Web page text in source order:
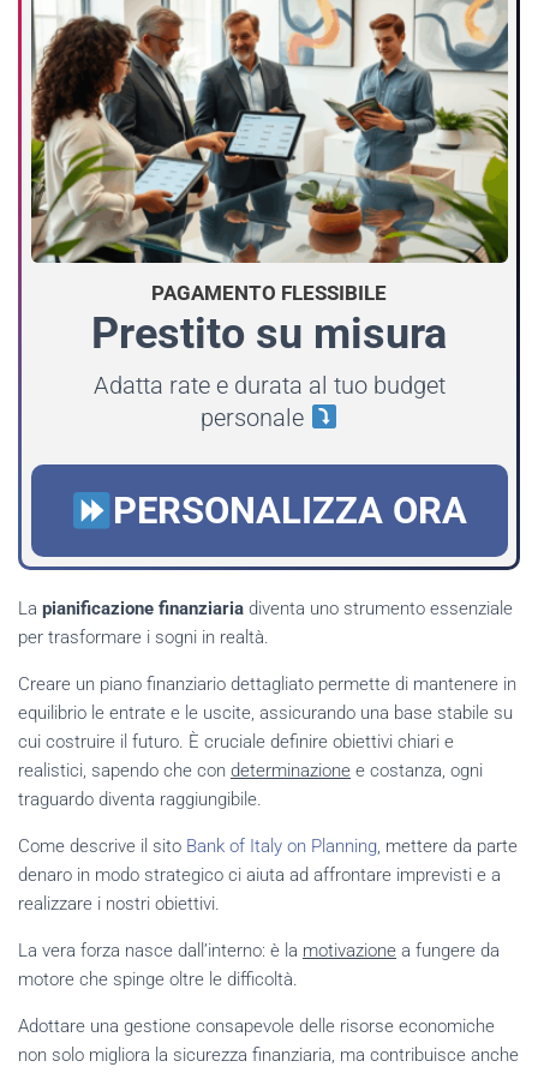
PAGAMENTO FLESSIBILE
Prestito su misura
Adatta rate e durata al tuo budget
personale
PERSONALIZZA ORA
La pianificazione finanziaria diventa uno strumento essenziale
per trasformare i sogni in realtà.
Creare un piano finanziario dettagliato permette di mantenere in
equilibrio le entrate e le uscite, assicurando una base stabile su
cui costruire il futuro. È cruciale definire obiettivi chiari e
realistici, sapendo che con determinazione e costanza, ogni
traguardo diventa raggiungibile.
Come descrive il sito Bank of Italy on Planning, mettere da parte
denaro in modo strategico ci aiuta ad affrontare imprevisti e a
realizzare i nostri obiettivi.
La vera forza nasce dall’interno: è la motivazione a fungere da
motore che spinge oltre le difficoltà.
Adottare una gestione consapevole delle risorse economiche
non solo migliora la sicurezza finanziaria, ma contribuisce anche